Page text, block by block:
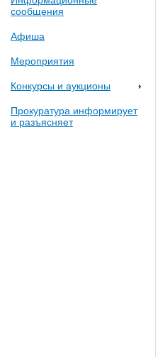
сообщения
Афиша
Мероприятия
Конкурсы и аукционы
Прокуратура информирует
и разъясняет